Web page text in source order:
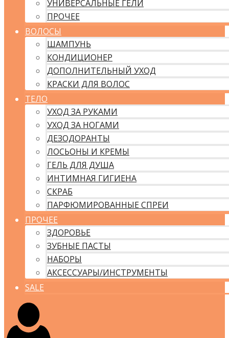
УНИВЕРСАЛЬНЫЕ ГЕЛИ
ПРОЧЕЕ
ВОЛОСЫ
ШАМПУНЬ
КОНДИЦИОНЕР
ДОПОЛНИТЕЛЬНЫЙ УХОД
КРАСКИ ДЛЯ ВОЛОС
ТЕЛО
УХОД ЗА РУКАМИ
УХОД ЗА НОГАМИ
ДЕЗОДОРАНТЫ
ЛОСЬОНЫ И КРЕМЫ
ГЕЛЬ ДЛЯ ДУША
ИНТИМНАЯ ГИГИЕНА
СКРАБ
ПАРФЮМИРОВАННЫЕ СПРЕИ
ПРОЧЕЕ
ЗДОРОВЬЕ
ЗУБНЫЕ ПАСТЫ
НАБОРЫ
АКСЕССУАРЫ/ИНСТРУМЕНТЫ
SALE